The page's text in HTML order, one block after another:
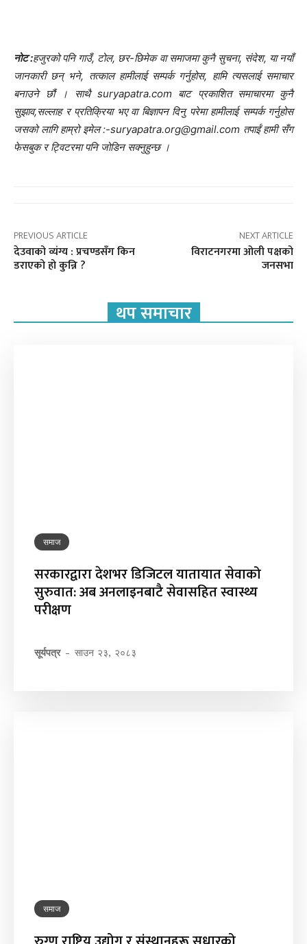
नोट :हजुरको पनि गाउँ, टोल, छर-छिमेक वा समाजमा कुनै सुचना, संदेश, या नयाँ
जानकारी छन् भने, तत्काल हामीलाई सम्पर्क गर्नुहोस, हामि त्यसलाई समाचार
बनाउने छौं । साथै suryapatra.com बाट प्रकाशित समाचारमा कुनै
सुझाव,सल्लाह र प्रतिक्रिया भए वा बिज्ञापन दिनु परेमा हामीलाई सम्पर्क गर्नुहोस
जसको लागि हाम्रो इमेल :-suryapatra.org@gmail.com तपाईं हामी सँग
फेसबुक र ट्विटरमा पनि जोडिन सक्नुहुन्छ ।
PREVIOUS ARTICLE
देउवाको व्यंग्य : प्रचण्डसँग किन
डराएको हो कुन्नि ?
NEXT ARTICLE
विराटनगरमा ओली पक्षको
जनसभा
थप समाचार
समाज
सरकारद्वारा देशभर डिजिटल यातायात सेवाको
सुरुवात: अब अनलाइनबाटै सेवासहित स्वास्थ्य
परीक्षण
सूर्यपत्र - साउन २३, २०८३
समाज